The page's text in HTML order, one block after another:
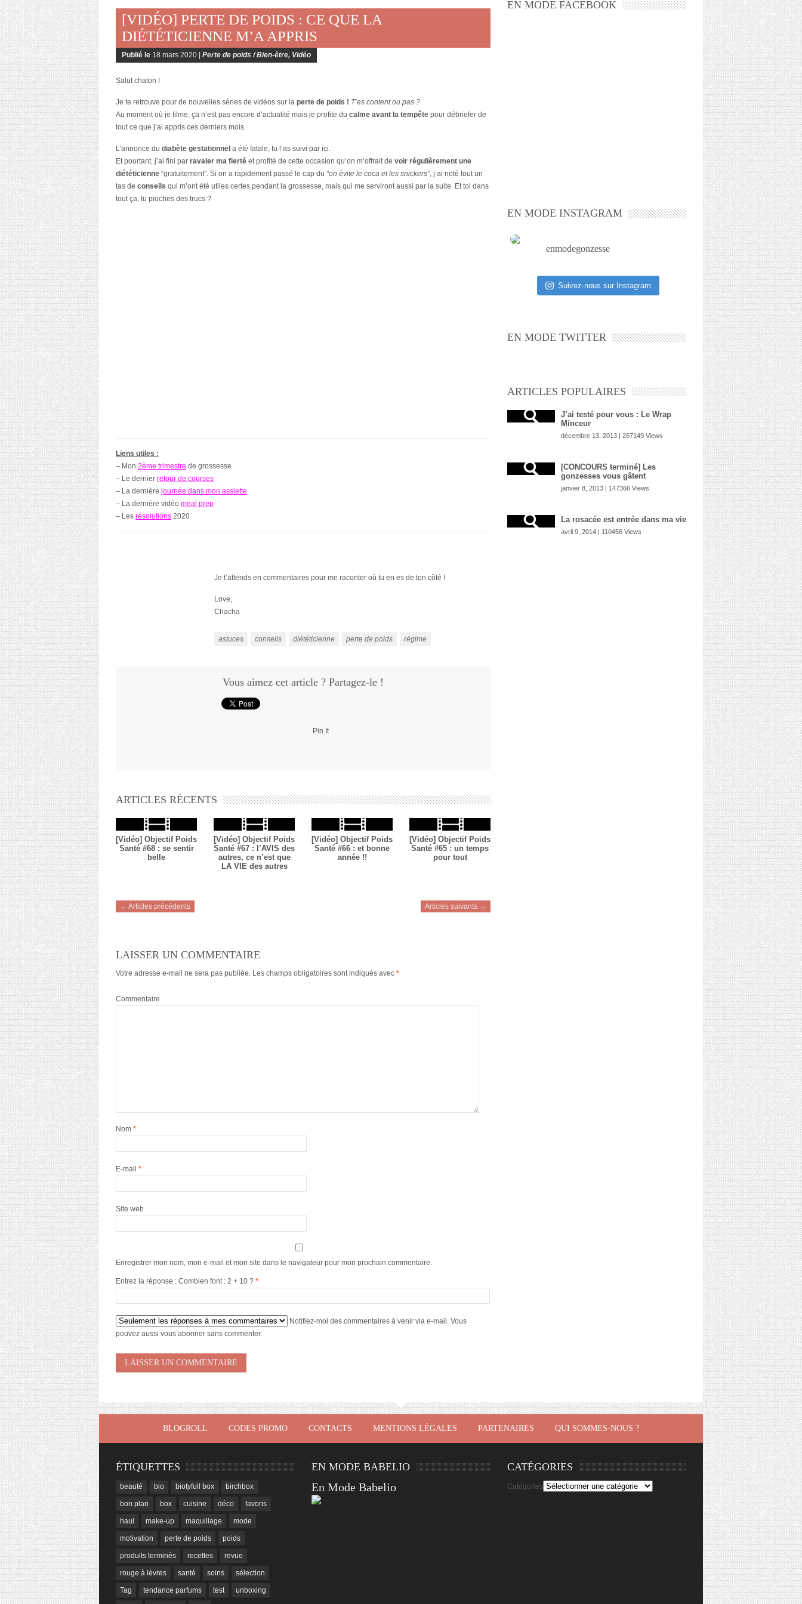
[VIDÉO] PERTE DE POIDS : CE QUE LA
DIÉTÉTICIENNE M’A APPRIS
Publié le 18 mars 2020 | Perte de poids / Bien-être, Vidéo
Salut chaton !
Je te retrouve pour de nouvelles séries de vidéos sur la perte de poids ! T’es content ou pas ?
Au moment où je filme, ça n’est pas encore d’actualité mais je profite du calme avant la tempête pour débriefer de
tout ce que j’ai appris ces derniers mois.
L’annonce du diabète gestationnel a été fatale, tu l’as suivi par ici.
Et pourtant, j’ai fini par ravaler ma fierté et profité de cette occasion qu’on m’offrait de voir régulièrement une
diététicienne “gratuitement”. Si on a rapidement passé le cap du “on évite le coca et les snickers”, j’ai noté tout un
tas de conseils qui m’ont été utiles certes pendant la grossesse, mais qui me serviront aussi par la suite. Et toi dans
tout ça, tu pioches des trucs ?
Liens utiles :
– Mon 2ème trimestre de grossesse
– Le dernier retour de courses
– La dernière journée dans mon assiette
– La dernière vidéo meal prep
– Les résolutions 2020
Je t’attends en commentaires pour me raconter où tu en es de ton côté !
Love,
Chacha
astuces conseils diététicienne perte de poids régime
Vous aimez cet article ? Partagez-le !
Pin It
ARTICLES RÉCENTS
[Vidéo] Objectif Poids
Santé #68 : se sentir
belle
[Vidéo] Objectif Poids
Santé #67 : l’AVIS des
autres, ce n’est que
LA VIE des autres
[Vidéo] Objectif Poids
Santé #66 : et bonne
année !!
[Vidéo] Objectif Poids
Santé #65 : un temps
pour tout
← Articles précédents Articles suivants →
LAISSER UN COMMENTAIRE
Votre adresse e-mail ne sera pas publiée. Les champs obligatoires sont indiqués avec *
Commentaire
Nom *
E-mail *
Site web
Enregistrer mon nom, mon e-mail et mon site dans le navigateur pour mon prochain commentaire.
Entrez la réponse : Combien font : 2 + 10 ? *
Notifiez-moi des commentaires à venir via e-mail. Vous
pouvez aussi vous abonner sans commenter.
EN MODE FACEBOOK
EN MODE INSTAGRAM
enmodegonzesse
Suivez-nous sur Instagram
EN MODE TWITTER
ARTICLES POPULAIRES
J’ai testé pour vous : Le Wrap
Minceur
décembre 13, 2013 | 267149 Views
[CONCOURS terminé] Les
gonzesses vous gâtent
janvier 8, 2013 | 147366 Views
La rosacée est entrée dans ma vie
avril 9, 2014 | 110456 Views
BLOGROLL CODES PROMO CONTACTS MENTIONS LÉGALES PARTENAIRES QUI SOMMES-NOUS ?
ÉTIQUETTES
beauté bio biotyfull box birchbox
bon plan box cuisine déco favoris
haul make-up maquillage mode
motivation perte de poids poids
produits terminés recettes revue
rouge à lèvres santé soins sélection
Tag tendance parfums test unboxing
EN MODE BABELIO
En Mode Babelio
CATÉGORIES
Catégories